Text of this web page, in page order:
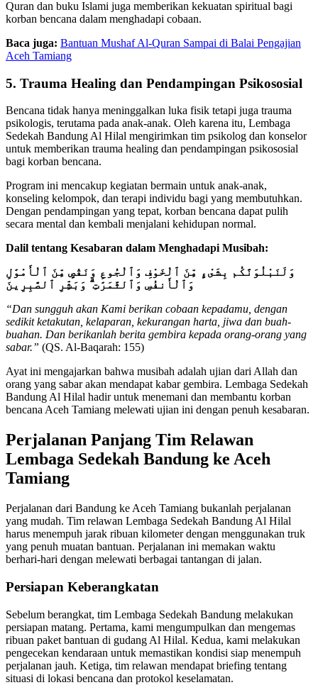
Quran dan buku Islami juga memberikan kekuatan spiritual bagi
korban bencana dalam menghadapi cobaan.
Baca juga: Bantuan Mushaf Al-Quran Sampai di Balai Pengajian
Aceh Tamiang
5. Trauma Healing dan Pendampingan Psikososial
Bencana tidak hanya meninggalkan luka fisik tetapi juga trauma
psikologis, terutama pada anak-anak. Oleh karena itu, Lembaga
Sedekah Bandung Al Hilal mengirimkan tim psikolog dan konselor
untuk memberikan trauma healing dan pendampingan psikososial
bagi korban bencana.
Program ini mencakup kegiatan bermain untuk anak-anak,
konseling kelompok, dan terapi individu bagi yang membutuhkan.
Dengan pendampingan yang tepat, korban bencana dapat pulih
secara mental dan kembali menjalani kehidupan normal.
Dalil tentang Kesabaran dalam Menghadapi Musibah:
وَلَنَبْلُوَنَّكُم بِشَىْءٍ مِّنَ ٱلْخَوْفِ وَٱلْجُوعِ وَنَقْصٍ مِّنَ ٱلْأَمْوَٰلِ
وَٱلْأَنفُسِ وَٱلثَّمَرَٰتِ ۗ وَبَشِّرِ ٱلصَّٰبِرِينَ
“Dan sungguh akan Kami berikan cobaan kepadamu, dengan
sedikit ketakutan, kelaparan, kekurangan harta, jiwa dan buah-
buahan. Dan berikanlah berita gembira kepada orang-orang yang
sabar.” (QS. Al-Baqarah: 155)
Ayat ini mengajarkan bahwa musibah adalah ujian dari Allah dan
orang yang sabar akan mendapat kabar gembira. Lembaga Sedekah
Bandung Al Hilal hadir untuk menemani dan membantu korban
bencana Aceh Tamiang melewati ujian ini dengan penuh kesabaran.
Perjalanan Panjang Tim Relawan
Lembaga Sedekah Bandung ke Aceh
Tamiang
Perjalanan dari Bandung ke Aceh Tamiang bukanlah perjalanan
yang mudah. Tim relawan Lembaga Sedekah Bandung Al Hilal
harus menempuh jarak ribuan kilometer dengan menggunakan truk
yang penuh muatan bantuan. Perjalanan ini memakan waktu
berhari-hari dengan melewati berbagai tantangan di jalan.
Persiapan Keberangkatan
Sebelum berangkat, tim Lembaga Sedekah Bandung melakukan
persiapan matang. Pertama, kami mengumpulkan dan mengemas
ribuan paket bantuan di gudang Al Hilal. Kedua, kami melakukan
pengecekan kendaraan untuk memastikan kondisi siap menempuh
perjalanan jauh. Ketiga, tim relawan mendapat briefing tentang
situasi di lokasi bencana dan protokol keselamatan.